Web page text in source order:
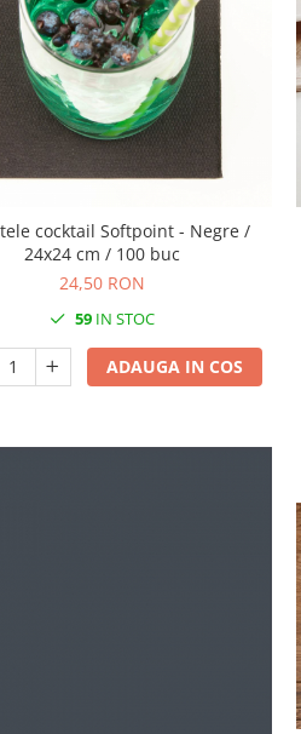
cocktail Softpoint - Negre /
24x24 cm / 100 buc
24,50 RON
59 IN STOC
ADAUGA IN COS